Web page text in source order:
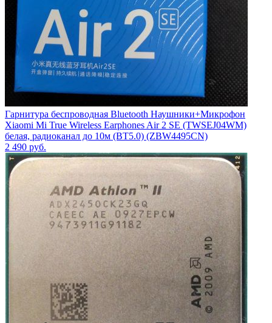
Гарнитура беспроводная Bluetooth Наушники+Микрофон
Xiaomi Mi True Wireless Earphones Air 2 SE (TWSEJ04WM)
белая, радиоканал до 10м (BT5.0) (ZBW4495CN)
2 490 руб.